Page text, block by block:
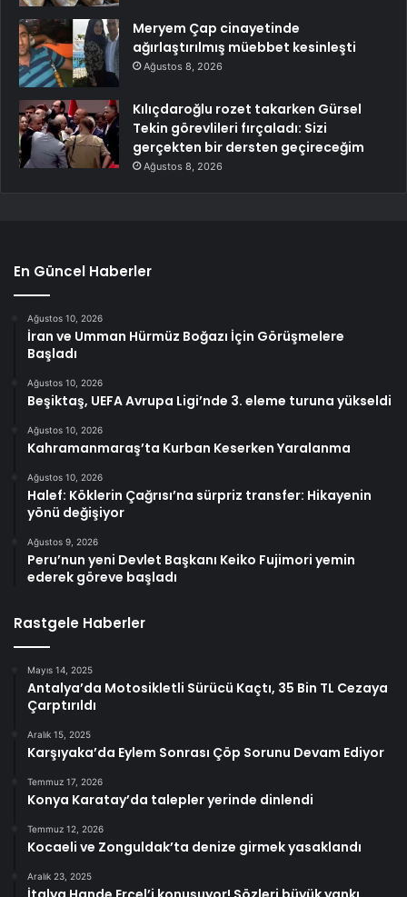
Meryem Çap cinayetinde
ağırlaştırılmış müebbet kesinleşti
Ağustos 8, 2026
Kılıçdaroğlu rozet takarken Gürsel
Tekin görevlileri fırçaladı: Sizi
gerçekten bir dersten geçireceğim
Ağustos 8, 2026
En Güncel Haberler
Ağustos 10, 2026
İran ve Umman Hürmüz Boğazı İçin Görüşmelere
Başladı
Ağustos 10, 2026
Beşiktaş, UEFA Avrupa Ligi’nde 3. eleme turuna yükseldi
Ağustos 10, 2026
Kahramanmaraş’ta Kurban Keserken Yaralanma
Ağustos 10, 2026
Halef: Köklerin Çağrısı’na sürpriz transfer: Hikayenin
yönü değişiyor
Ağustos 9, 2026
Peru’nun yeni Devlet Başkanı Keiko Fujimori yemin
ederek göreve başladı
Rastgele Haberler
Mayıs 14, 2025
Antalya’da Motosikletli Sürücü Kaçtı, 35 Bin TL Cezaya
Çarptırıldı
Aralık 15, 2025
Karşıyaka’da Eylem Sonrası Çöp Sorunu Devam Ediyor
Temmuz 17, 2026
Konya Karatay’da talepler yerinde dinlendi
Temmuz 12, 2026
Kocaeli ve Zonguldak’ta denize girmek yasaklandı
Aralık 23, 2025